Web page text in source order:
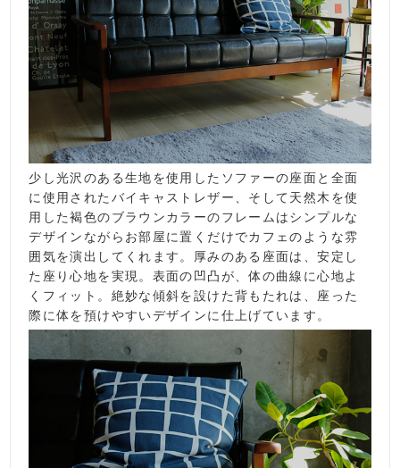
少し光沢のある生地を使用したソファーの座面と全面
に使用されたバイキャストレザー、そして天然木を使
用した褐色のブラウンカラーのフレームはシンプルな
デザインながらお部屋に置くだけでカフェのような雰
囲気を演出してくれます。厚みのある座面は、安定し
た座り心地を実現。表面の凹凸が、体の曲線に心地よ
くフィット。絶妙な傾斜を設けた背もたれは、座った
際に体を預けやすいデザインに仕上げています。